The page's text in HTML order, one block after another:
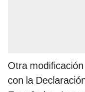
Otra
con la